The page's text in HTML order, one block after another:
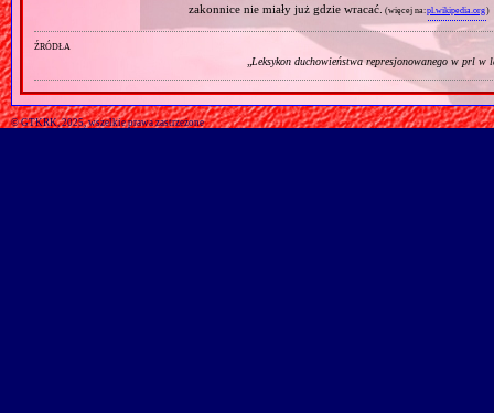
zakonnice nie miały już gdzie wracać. (więcej na:pl.wikipedia.org)
źródła
„Leksykon duchowieństwa represjonowanego w prl w
© GTKRK, 2025, wszelkie prawa zastrzeżone